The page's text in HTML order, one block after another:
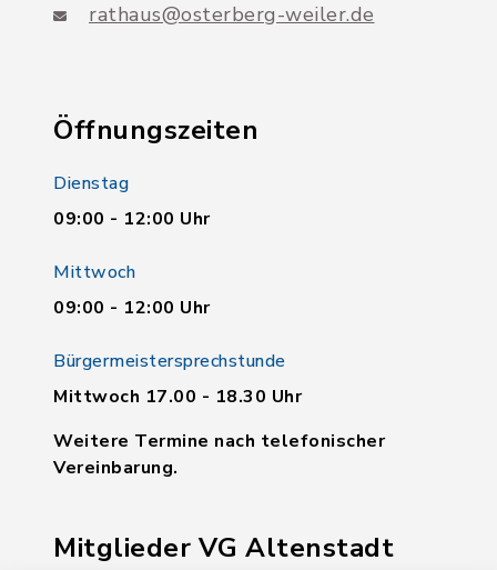
rathaus@osterberg-weiler.de
Öffnungszeiten
Dienstag
09:00 - 12:00 Uhr
Mittwoch
09:00 - 12:00 Uhr
Bürgermeistersprechstunde
Mittwoch 17.00 - 18.30 Uhr
Weitere Termine nach telefonischer
Vereinbarung.
Mitglieder VG Altenstadt